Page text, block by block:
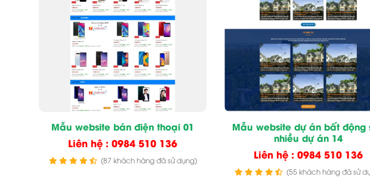
Mẫu website bán điện thoại 01
Liên hệ : 0984 510 136
(87 khách hàng đã sử dụng)
Mẫu website dự án bất động
nhiều dự án 14
Liên hệ : 0984 510 136
(55 khách hàng đã sử